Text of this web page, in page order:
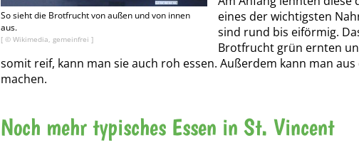
So sieht die Brotfrucht von außen und von innen
aus.
[ © Wikimedia, gemeinfrei ]
eines der wichtigsten
sind rund bis eiförmig.
Brotfrucht grün ernten
somit reif, kann man sie auch roh essen. Außerdem kann man
machen.
Noch mehr typisches Essen in St. Vincent